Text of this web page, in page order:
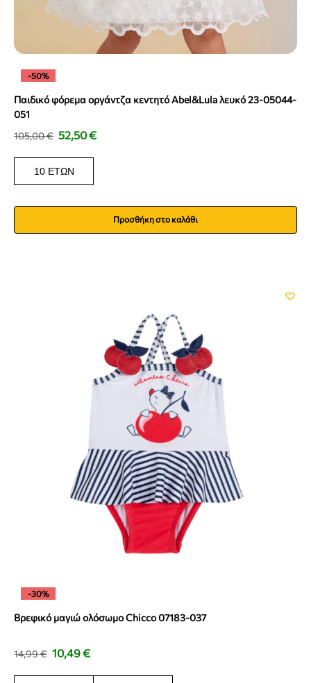
-50%
Παιδικό φόρεμα οργάντζα κεντητό Abel&Lula λευκό 23-05044-
051
105,00€ 52,50€
10 ΕΤΏΝ
Προσθήκη στο καλάθι
-30%
Βρεφικό μαγιώ ολόσωμο Chicco 07183-037
14,99€ 10,49€